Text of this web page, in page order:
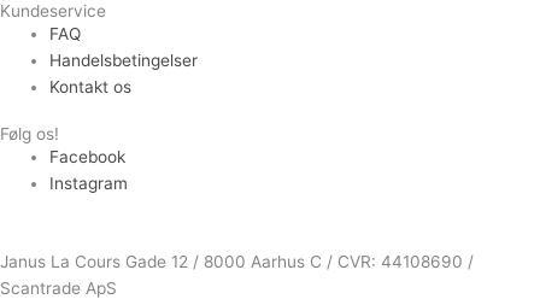
Kundeservice
FAQ
Handelsbetingelser
Kontakt os
Følg os!
Facebook
Instagram
Janus La Cours Gade 12 / 8000 Aarhus C / CVR: 44108690 /
Scantrade ApS